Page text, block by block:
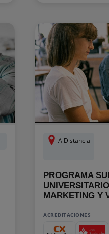
A Distancia
PROGRAMA
MARKETING Y
ACREDITACIONES